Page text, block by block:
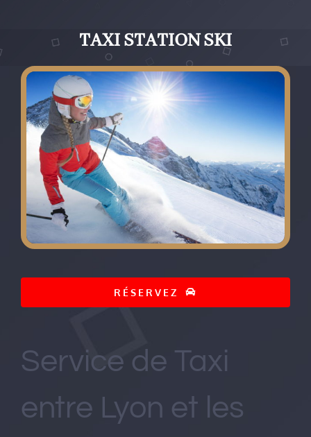
TAXI STATION SKI
RÉSERVEZ
Service de Taxi
entre Lyon et les